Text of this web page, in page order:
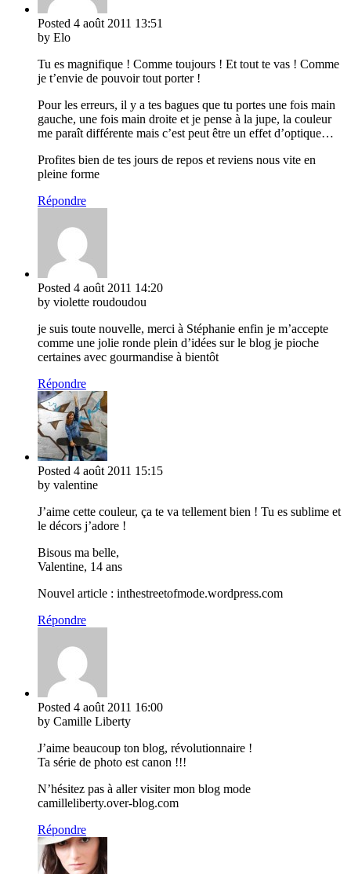
Posted 4 août 2011 13:51
by Elo
Tu es magnifique ! Comme toujours ! Et tout te vas ! Comme
je t’envie de pouvoir tout porter !
Pour les erreurs, il y a tes bagues que tu portes une fois main
gauche, une fois main droite et je pense à la jupe, la couleur
me paraît différente mais c’est peut être un effet d’optique…
Profites bien de tes jours de repos et reviens nous vite en
pleine forme
Répondre
Posted 4 août 2011 14:20
by violette roudoudou
je suis toute nouvelle, merci à Stéphanie enfin je m’accepte
comme une jolie ronde plein d’idées sur le blog je pioche
certaines avec gourmandise à bientôt
Répondre
Posted 4 août 2011 15:15
by valentine
J’aime cette couleur, ça te va tellement bien ! Tu es sublime et
le décors j’adore !
Bisous ma belle,
Valentine, 14 ans
Nouvel article : inthestreetofmode.wordpress.com
Répondre
Posted 4 août 2011 16:00
by Camille Liberty
J’aime beaucoup ton blog, révolutionnaire !
Ta série de photo est canon !!!
N’hésitez pas à aller visiter mon blog mode
camilleliberty.over-blog.com
Répondre